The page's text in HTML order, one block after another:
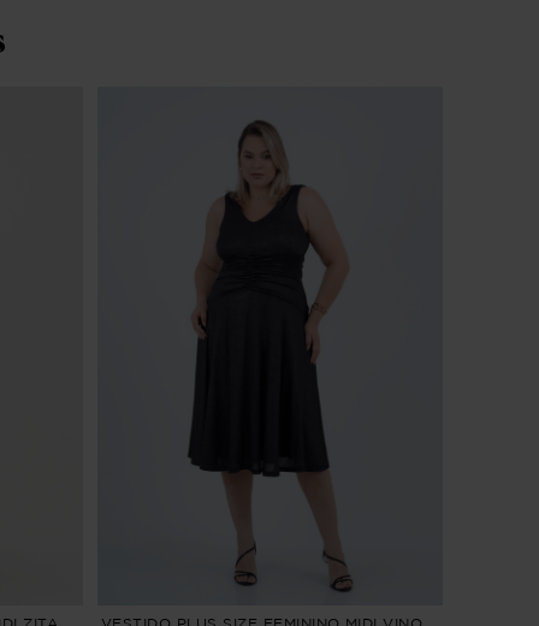
ZITA VESTIDO PLUS SIZE FEMININO MIDI VINO